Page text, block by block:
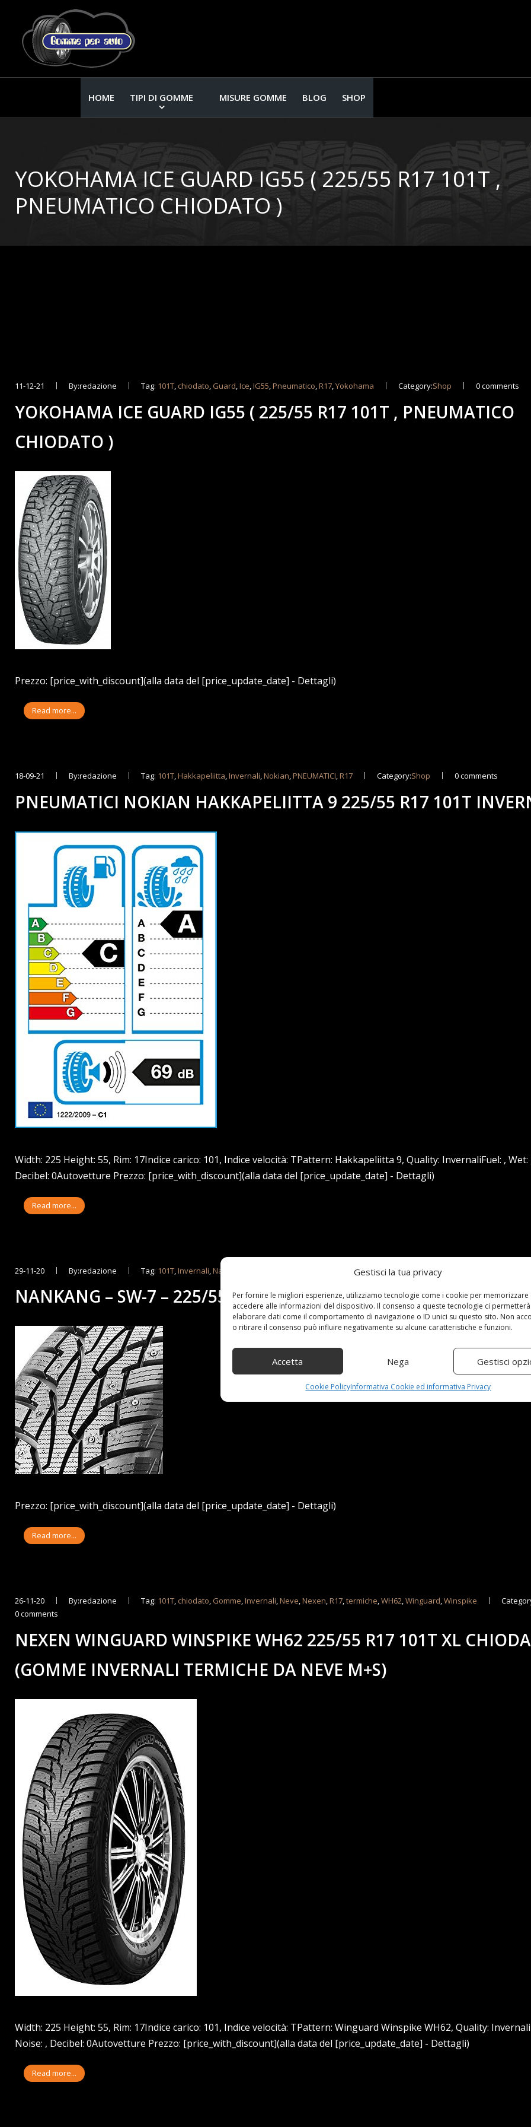
Gestisci la tua privacy
Per fornire le migliori esperienze, utilizziamo tecnologie come i cookie per memorizzare
accedere alle informazioni del dispositivo. Il consenso a queste tecnologie ci
elaborare dati come il comportamento di navigazione o ID unici su questo sito. Non
o ritirare il consenso può influire negativamente su alcune caratteristiche e funzioni.
Accetta Nega Gestisci
Cookie PolicyInformativa Cookie ed informativa Privacy
HOME TIPI DI GOMME MISURE GOMME BLOG SHOP
YOKOHAMA ICE GUARD IG55 ( 225/55 R17 101T ,
PNEUMATICO CHIODATO )
11-12-21 By:redazione Tag: 101T, chiodato, Guard,Ice,IG55,Pneumatico,R17,Yokohama Category:Shop 0 comments
YOKOHAMA ICE GUARD IG55 ( 225/55 R17 101T , PNEUMATICO
CHIODATO )
Prezzo: [price_with_discount](alla data del [price_update_date] - Dettagli)
Read more...
18-09-21 By:redazione Tag: 101T,Hakkapeliitta,Invernali,Nokian,PNEUMATICI,R17 Category:Shop 0 comments
PNEUMATICI NOKIAN HAKKAPELIITTA 9 225/55 R17 101T
Width: 225 Height: 55, Rim: 17Indice carico: 101, Indice velocità: TPattern: Hakkapeliitta 9, Quality: InvernaliFuel: , Wet:
Decibel: 0Autovetture Prezzo: [price_with_discount](alla data del [price_update_date] - Dettagli)
Read more...
29-11-20 By:redazione Tag: 101T ,Invernali ,Nankang Shop 0 comments
NANKANG – SW-7 – 225/55 R17 101T INVERNALI
Prezzo: [price_with_discount](alla data del [price_update_date] - Dettagli)
Read more...
26-11-20 By:redazione Tag: 101T, chiodato, Gomme,Invernali,Neve,Nexen,R17,termiche,WH62,Winguard,Winspike
0 comments
NEXEN WINGUARD WINSPIKE WH62 225/55 R17 101T XL
(GOMME INVERNALI TERMICHE DA NEVE M+S)
Width: 225 Height: 55, Rim: 17Indice carico: 101, Indice velocità: TPattern: Winguard Winspike WH62, Quality:
Noise: , Decibel: 0Autovetture Prezzo: [price_with_discount](alla data del [price_update_date] - Dettagli)
Read more...